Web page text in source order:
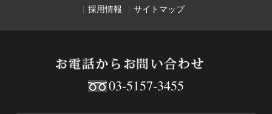
採用情報
サイトマップ
03-5157-3455